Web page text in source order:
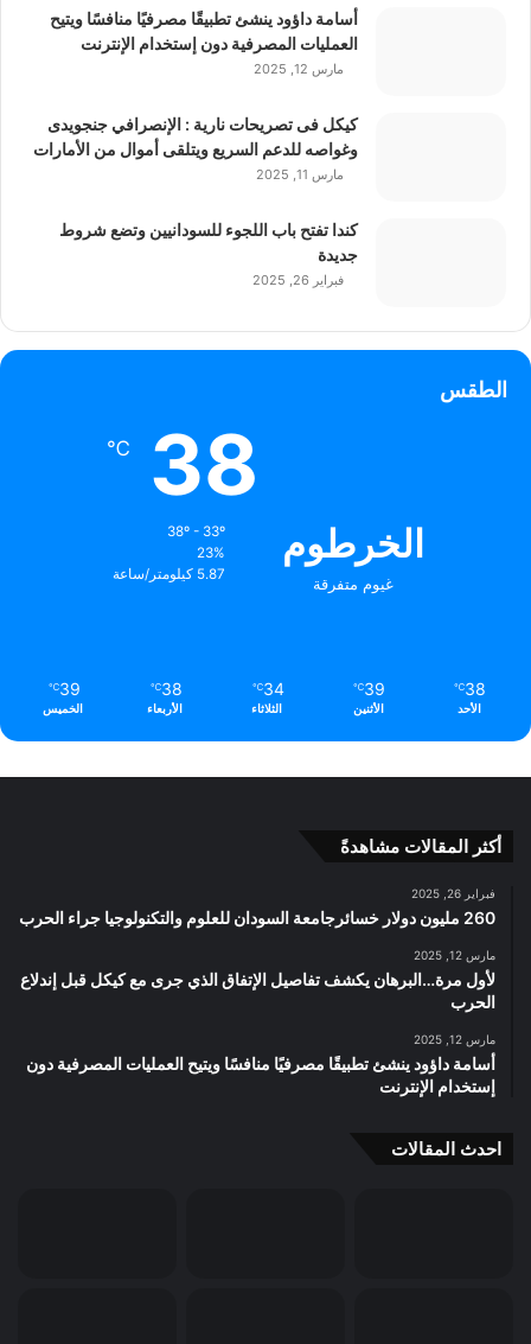
أسامة داؤود ينشئ تطبيقًا مصرفيًا منافسًا ويتيح
العمليات المصرفية دون إستخدام الإنترنت
مارس 12, 2025
كيكل فى تصريحات نارية : الإنصرافي جنجويدى
وغواصه للدعم السريع ويتلقى أموال من الأمارات
مارس 11, 2025
كندا تفتح باب اللجوء للسودانيين وتضع شروط
جديدة
فبراير 26, 2025
الطقس
الخرطوم
غيوم متفرقة
38
℃
23%
5.87 كيلومتر/ساعة
38
℃
الأحد
39
℃
الأثنين
34
℃
الثلاثاء
38
℃
الأربعاء
39
℃
الخميس
أكثر المقالات مشاهدةً
فبراير 26, 2025
260 مليون دولار خسائرجامعة السودان للعلوم والتكنولوجيا جراء الحرب
مارس 12, 2025
لأول مرة…البرهان يكشف تفاصيل الإتفاق الذي جرى مع كيكل قبل إندلاع
الحرب
مارس 12, 2025
أسامة داؤود ينشئ تطبيقًا مصرفيًا منافسًا ويتيح العمليات المصرفية دون
إستخدام الإنترنت
احدث المقالات